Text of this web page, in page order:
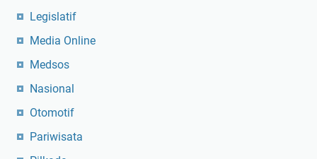
Legislatif
Media Online
Medsos
Nasional
Otomotif
Pariwisata